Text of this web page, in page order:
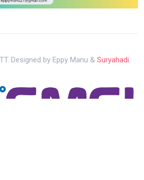
Designed by Eppy Manu & Suryahadi.